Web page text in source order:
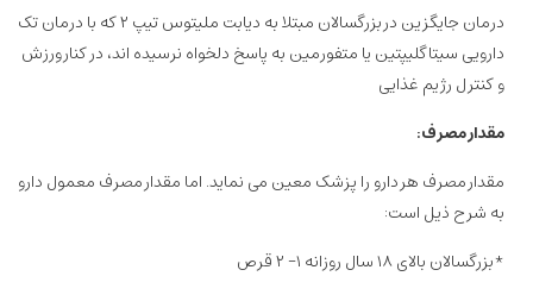
درمان جایگزین در بزرگسالان مبتلا به دیابت ملیتوس تیپ ۲ که با درمان تک
دارویی سیتاگلیپتین یا متفورمین به پاسخ دلخواه نرسیده اند، در کنار ورزش
و کنترل رژیم غذایی
مقدار مصرف:
مقدار مصرف هر دارو را پزشک معین می نماید. اما مقدار مصرف معمول دارو
به شرح ذیل است:
*بزرگسالان بالای ۱۸ سال روزانه ۱- ۲ قرص